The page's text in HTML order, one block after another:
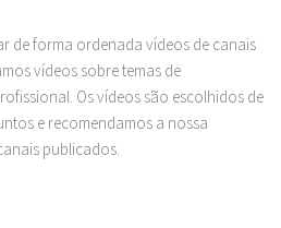
de forma ordenada vídeos de canais
vídeos sobre temas de
Os vídeos são escolhidos de
e recomendamos a nossa
publicados.